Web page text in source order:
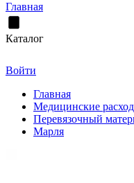
Главная
Каталог
Войти
Главная
Медицинские
Перевязочный
Марля